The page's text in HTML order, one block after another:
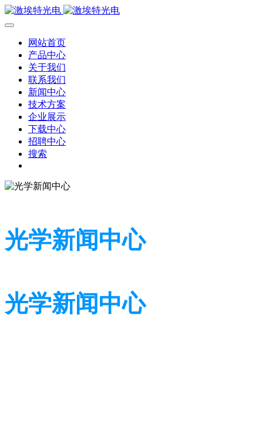
网站首页
产品中心
关于我们
联系我们
新闻中心
技术方案
企业展示
下载中心
招聘中心
搜索
光学新闻中心
光学新闻中心